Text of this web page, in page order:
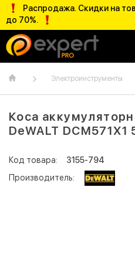
Распродажа. Скидки на
до 70%.
Электроинструменты
Коса
DeWALT DCM571X1
Код товара:
3155-794
Производитель: